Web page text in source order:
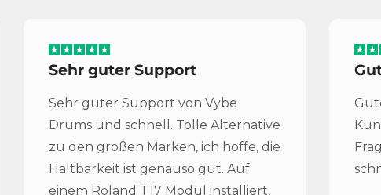
Sehr guter Support
Sehr guter Support von Vybe
Drums und schnell. Tolle Alternative
zu den großen Marken, ich hoffe, die
Haltbarkeit ist genauso gut. Auf
einem Roland T17 Modul installiert,